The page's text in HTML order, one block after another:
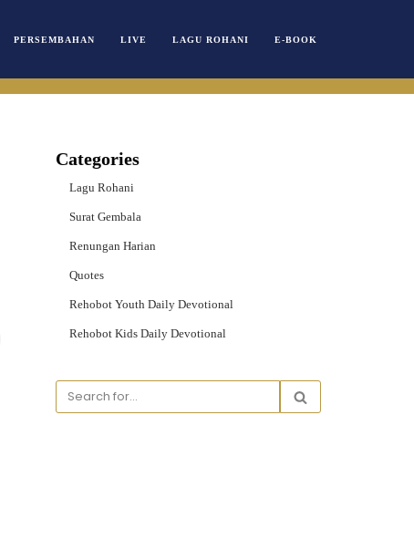
PERSEMBAHAN LIVE LAGU ROHANI E-BOOK
Categories
Lagu Rohani
Surat Gembala
Renungan Harian
Quotes
Rehobot Youth Daily Devotional
Rehobot Kids Daily Devotional